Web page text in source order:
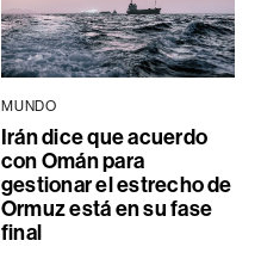
MUNDO
Irán dice que acuerdo
con Omán para
gestionar el estrecho de
Ormuz está en su fase
final